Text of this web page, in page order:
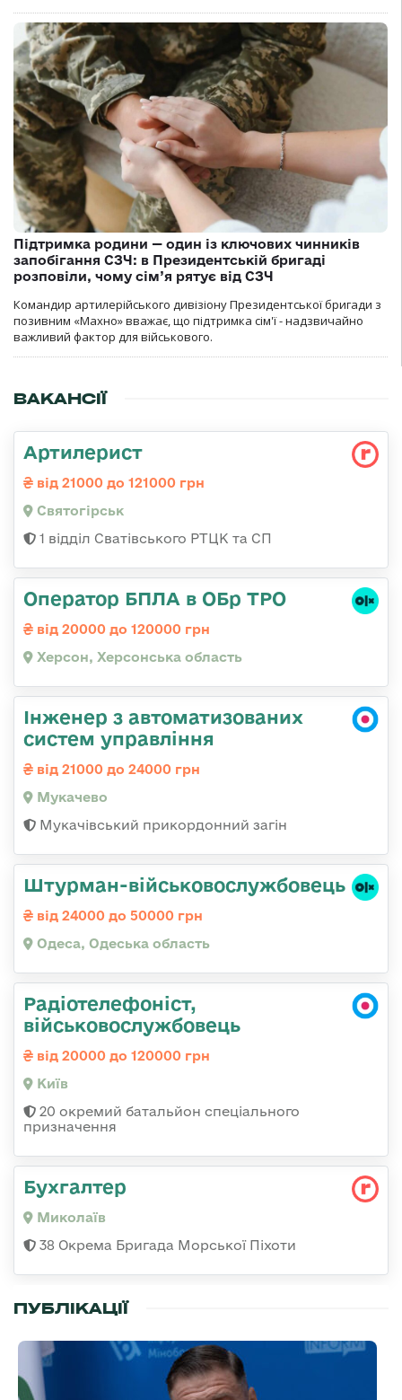
Підтримка родини — один із ключових чинників
запобігання СЗЧ: в Президентській бригаді
розповіли, чому сім’я рятує від СЗЧ
Командир артилерійського дивізіону Президентської бригади з
позивним «Махно» вважає, що підтримка сім'ї - надзвичайно
важливий фактор для військового.
ВАКАНСІЇ
Артилерист
від 21000 до 121000 грн
Святогірськ
1 відділ Сватівського РТЦК та СП
Оператор БПЛА в ОБр ТРО
від 20000 до 120000 грн
Херсон, Херсонська область
Інженер з автоматизованих
систем управління
від 21000 до 24000 грн
Мукачево
Мукачівський прикордонний загін
Штурман-військовослужбовець
від 24000 до 50000 грн
Одеса, Одеська область
Радіотелефоніст,
військовослужбовець
від 20000 до 120000 грн
Київ
20 окремий батальйон спеціального
призначення
Бухгалтер
Миколаїв
38 Окрема Бригада Морської Піхоти
ПУБЛІКАЦІЇ